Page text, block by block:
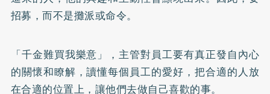
招募，而不是攤派或命令。
「千金難買我樂意」，主管對員工要有真正發自內心
的關懷和瞭解，讀懂每個員工的愛好，把合適的人放
在合適的位置上，讓他們去做自己喜歡的事。